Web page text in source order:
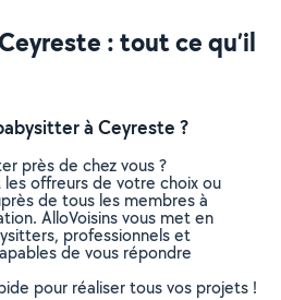
: tout ce qu’il
à Ceyreste ?
près de chez vous ?
offreurs de votre choix ou
de tous les membres à
AlloVoisins vous met en
professionnels et
de vous répondre
pour réaliser tous vos projets !